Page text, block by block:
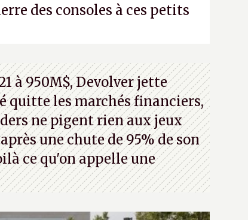
des consoles à ces petits
à 950M$, Devolver jette
quitte les marchés financiers,
ne pigent rien aux jeux
une chute de 95% de son
ce qu'on appelle une